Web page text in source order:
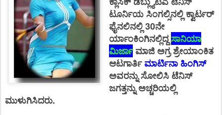
ಟೂರ್ನಿಯ ಸಿಂಗಲ್ಸಿನಲ್ಲಿ ಕ್ವಾರ್ಟರ್
ಫೈನಲಿನಲ್ಲಿ 30ನೇ
ರ್ಯಾಂಕಿಂಗಿನಲ್ಲಿದ್ದ ಸಾನಿಯಾ
ಮಿರ್ಜಾ ಮಾಜಿ ಅಗ್ರ ಶ್ರೇಯಾಂಕಿತ
ಆಟಗಾರ್ತಿ ಮಾರ್ಟಿನಾ ಹಿಂಗಿಸ್
ಅವರನ್ನು ಸೋಲಿಸಿ ಟೆನಿಸ್
ಜಗತ್ತನ್ನು ಅಚ್ಚರಿಯಲ್ಲಿ
ಮುಳುಗಿಸಿದರು.